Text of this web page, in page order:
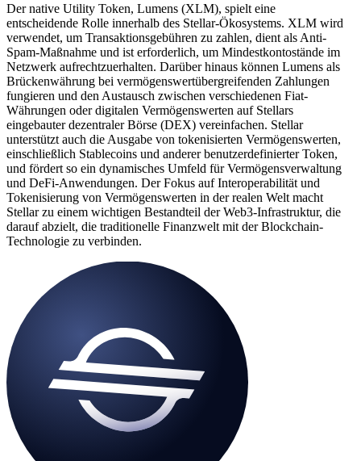
Der native Utility Token, Lumens (XLM), spielt eine
entscheidende Rolle innerhalb des Stellar-Ökosystems. XLM wird
verwendet, um Transaktionsgebühren zu zahlen, dient als Anti-
Spam-Maßnahme und ist erforderlich, um Mindestkontostände im
Netzwerk aufrechtzuerhalten. Darüber hinaus können Lumens als
Brückenwährung bei vermögenswertübergreifenden Zahlungen
fungieren und den Austausch zwischen verschiedenen Fiat-
Währungen oder digitalen Vermögenswerten auf Stellars
eingebauter dezentraler Börse (DEX) vereinfachen. Stellar
unterstützt auch die Ausgabe von tokenisierten Vermögenswerten,
einschließlich Stablecoins und anderer benutzerdefinierter Token,
und fördert so ein dynamisches Umfeld für Vermögensverwaltung
und DeFi-Anwendungen. Der Fokus auf Interoperabilität und
Tokenisierung von Vermögenswerten in der realen Welt macht
Stellar zu einem wichtigen Bestandteil der Web3-Infrastruktur, die
darauf abzielt, die traditionelle Finanzwelt mit der Blockchain-
Technologie zu verbinden.